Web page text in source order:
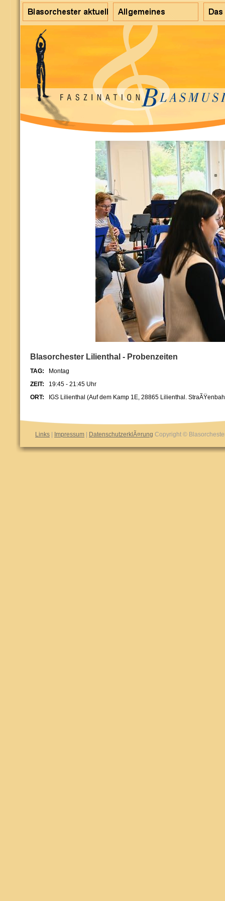
Blasorchester Lilienthal - Probenzeiten
TAG: Montag
ZEIT: 19:45 - 21:45 Uhr
ORT:
IGS Lilienthal (Auf dem Kamp 1E, 28865 Lilienthal.
Links | Impressum | DatenschutzerklÃ¤rung Copyright ©